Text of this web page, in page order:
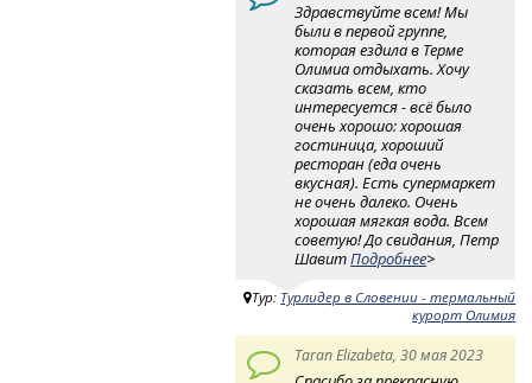
Здравствуйте всем! Мы
были в первой группе,
которая ездила в Терме
Олимиа отдыхать. Хочу
сказать всем, кто
интересуется - всё было
очень хорошо: хорошая
гостиница, хороший
ресторан (еда очень
вкусная). Есть супермаркет
не очень далеко. Очень
хорошая мягкая вода. Всем
советую! До свидания, Петр
ШавитПодробнее>
Тур: Турлидер в Словении - термальный
курорт Олимия
Taran Elizabeta, 30 мая 2023